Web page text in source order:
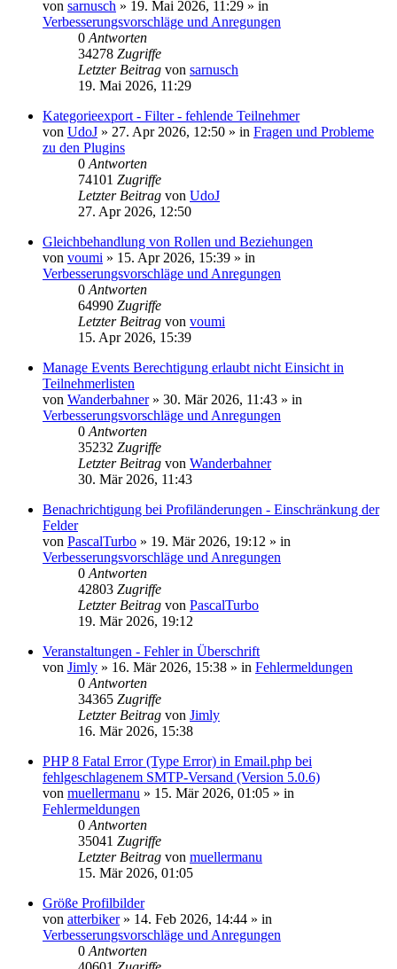
von sarnusch » 19. Mai 2026, 11:29 » in
Verbesserungsvorschläge und Anregungen
0 Antworten
34278 Zugriffe
Letzter Beitrag von sarnusch
19. Mai 2026, 11:29
Kategorieexport - Filter - fehlende Teilnehmer
von UdoJ » 27. Apr 2026, 12:50 » in Fragen und Probleme
zu den Plugins
0 Antworten
74101 Zugriffe
Letzter Beitrag von UdoJ
27. Apr 2026, 12:50
Gleichbehandlung von Rollen und Beziehungen
von voumi » 15. Apr 2026, 15:39 » in
Verbesserungsvorschläge und Anregungen
0 Antworten
64990 Zugriffe
Letzter Beitrag von voumi
15. Apr 2026, 15:39
Manage Events Berechtigung erlaubt nicht Einsicht in
Teilnehmerlisten
von Wanderbahner» 30. Mär 2026, 11:43 » in
Verbesserungsvorschläge und Anregungen
0 Antworten
35232 Zugriffe
Letzter Beitrag von Wanderbahner
30. Mär 2026, 11:43
Benachrichtigung bei Profiländerungen - Einschränkung der
Felder
von PascalTurbo » 19. Mär 2026, 19:12 » in
Verbesserungsvorschläge und Anregungen
0 Antworten
42803 Zugriffe
Letzter Beitrag von PascalTurbo
19. Mär 2026, 19:12
Veranstaltungen - Fehler in Überschrift
von Jimly » 16. Mär 2026, 15:38 » in Fehlermeldungen
0 Antworten
34365 Zugriffe
Letzter Beitrag von Jimly
16. Mär 2026, 15:38
PHP 8 Fatal Error (Type Error) in Email.php bei
fehlgeschlagenem SMTP-Versand (Version 5.0.6)
von muellermanu » 15. Mär 2026, 01:05 » in
Fehlermeldungen
0 Antworten
35041 Zugriffe
Letzter Beitrag von muellermanu
15. Mär 2026, 01:05
Größe Profilbilder
von atterbiker» 14. Feb 2026, 14:44 » in
Verbesserungsvorschläge und Anregungen
0 Antworten